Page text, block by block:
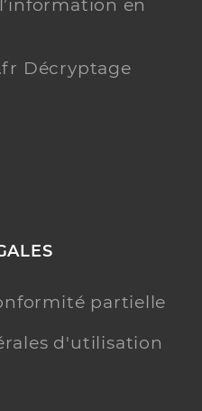
en
Décryptage
partielle
d'utilisation